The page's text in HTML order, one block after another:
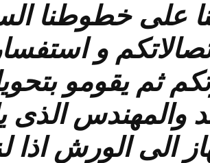
على خطوطنا
و
ثم يقومو
والمهندس الذى
الى الورش